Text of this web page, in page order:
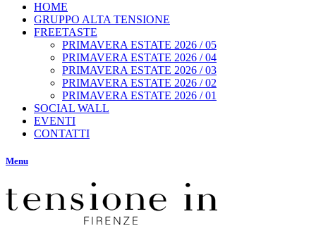
HOME
GRUPPO ALTA TENSIONE
FREETASTE
PRIMAVERA ESTATE 2026 / 05
PRIMAVERA ESTATE 2026 / 04
PRIMAVERA ESTATE 2026 / 03
PRIMAVERA ESTATE 2026 / 02
PRIMAVERA ESTATE 2026 / 01
SOCIAL WALL
EVENTI
CONTATTI
Menu